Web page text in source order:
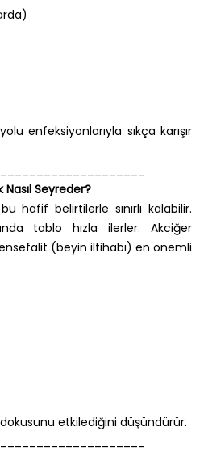
enfeksiyonlarıyla sıkça karışır
Seyreder?
hafif belirtilerle sınırlı kalabilir.
tablo hızla ilerler. Akciğer
(beyin iltihabı) en önemli
etkilediğini düşündürür.